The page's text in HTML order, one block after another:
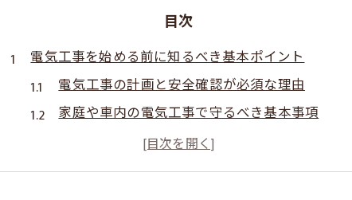
目次
電気工事を始める前に知るべき基本ポイント
電気工事の計画と安全確認が必須な理由
家庭や車内の電気工事で守るべき基本事項
電気工事作業前に必要な配線準備と注意点
配線ガイド活用で電気工事の効率を高める方法